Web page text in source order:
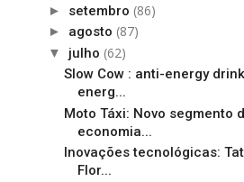
► setembro (86)
► agosto (87)
▼ julho (62)
Slow Cow : anti-energy
energ...
Moto Táxi: Novo segmento
economia...
Inovações tecnológicas:
Flor...